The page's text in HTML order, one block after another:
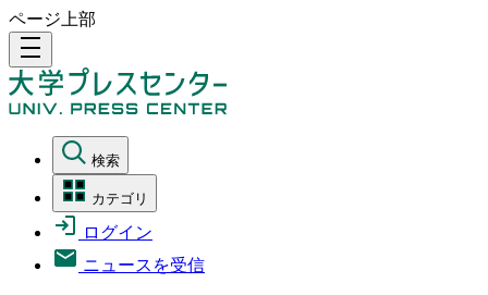
ページ上部
density_medium
検索
カテゴリ
ログイン
ニュースを受信